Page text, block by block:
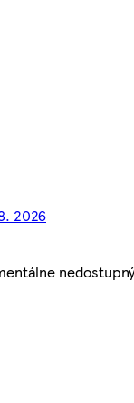
2026
nedostupný